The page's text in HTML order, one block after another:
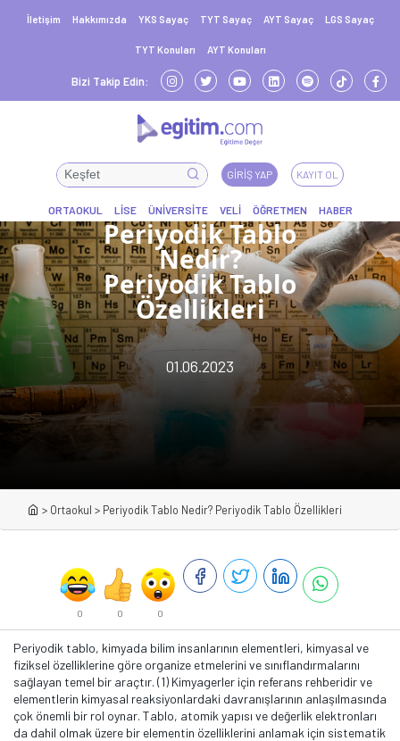
İletişim Hakkımızda YKS Sayaç TYT Sayaç AYT Sayaç LGS Sayaç
TYT Konuları AYT Konuları
Bizi Takip Edin:
GIRIŞ YAP KAYIT OL
Periyodik Tablo
Nedir?
Periyodik Tablo
Özellikleri
01.06.2023
> Ortaokul > Periyodik Tablo Nedir? Periyodik Tablo Özellikleri
0 0 0
Periyodik tablo, kimyada bilim insanlarının elementleri, kimyasal ve
fiziksel özelliklerine göre organize etmelerini ve sınıflandırmalarını
sağlayan temel bir araçtır. (1) Kimyagerler için referans rehberidir ve
elementlerin kimyasal reaksiyonlardaki davranışlarının anlaşılmasında
çok önemli bir rol oynar. Tablo, atomik yapısı ve değerlik elektronları
da dahil olmak üzere bir elementin özelliklerini anlamak için sistematik